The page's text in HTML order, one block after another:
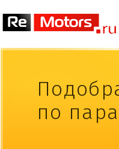
по